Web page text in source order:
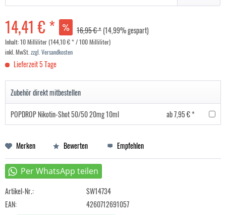
14,41 € * 16,95 € *(14,99% gespart)
Inhalt:10 Milliliter (144,10 € * / 100 Milliliter)
inkl. MwSt. zzgl. Versandkosten
Lieferzeit 5 Tage
Zubehör direkt mitbestellen
POPDROP Nikotin-Shot 50/50 20mg 10ml ab 7,95 € *
Merken Bewerten Empfehlen
Artikel-Nr.:
SW14734
EAN:
4260712691057